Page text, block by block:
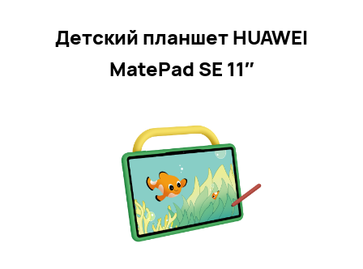
Детский планшет HUAWEI
MatePad SE 11″